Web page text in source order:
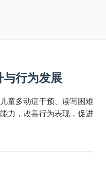
与行为发展
童多动症干预、读写困难
力，改善行为表现，促进